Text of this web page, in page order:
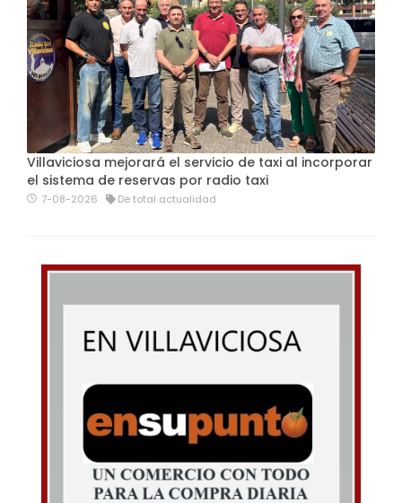
Villaviciosa mejorará el servicio de taxi al incorporar
el sistema de reservas por radio taxi
7-08-2026 De total actualidad